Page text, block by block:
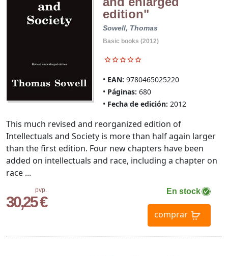
edition"
Sowell, Thomas
Basic books (2012)
EAN: 9780465025220
Páginas: 680
Fecha de edición: 2012
pvp.
30,25 €
En stock
comprar
This much revised and reorganized edition of
Intellectuals and Society is more than half again larger
than the first edition. Four new chapters have been
added on intellectuals and race, including a chapter on
race ...